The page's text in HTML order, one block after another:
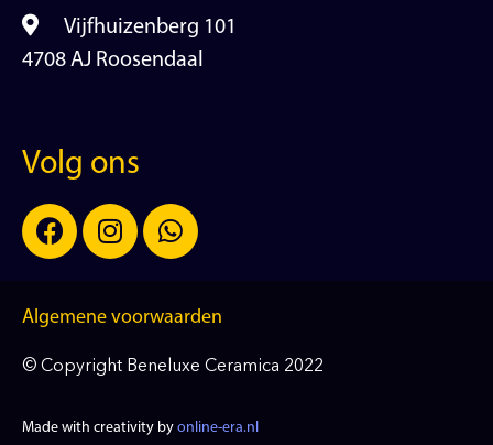
Vijfhuizenberg 101
4708 AJ Roosendaal
Volg ons
Algemene voorwaarden
© Copyright Beneluxe Ceramica 2022
Made with creativity by online-era.nl